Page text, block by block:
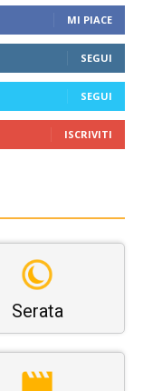
MI PIACE
SEGUI
SEGUI
ISCRIVITI
Serata